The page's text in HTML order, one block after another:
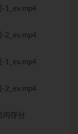
1_ev.mp4
2_ev.mp4
1_ev.mp4
2_ev.mp4
内存分